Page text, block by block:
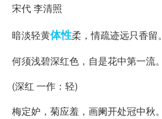
宋代 李清照
暗淡轻黄体性柔，情疏迹远只香留。
何须浅碧深红色，自是花中第一流。
(深红 一作：轻)
梅定妒，菊应羞，画阑开处冠中秋。